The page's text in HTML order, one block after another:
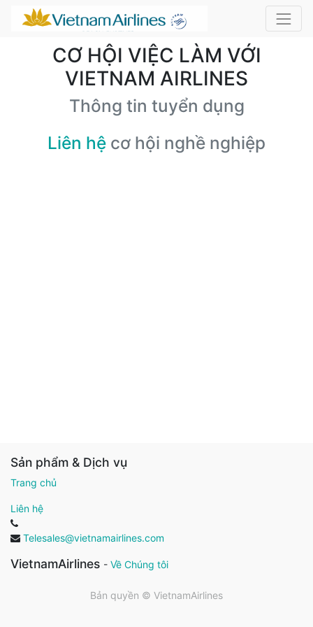
CƠ HỘI VIỆC LÀM VỚI
VIETNAM AIRLINES
Thông tin tuyển dụng
Liên hệ cơ hội nghề nghiệp
Sản phẩm & Dịch vụ
Trang chủ
Liên hệ
Telesales@vietnamairlines.com
VietnamAirlines - Về Chúng tôi
Bản quyền © VietnamAirlines